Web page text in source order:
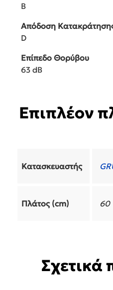
B
Απόδοση
D
Επίπεδο Θορύβου
63 dB
Επιπλέον
Κατασκευαστής
Πλάτος (cm) 60
Σχετικά